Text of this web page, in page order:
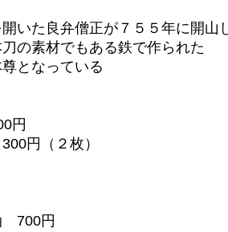
いた良弁僧正が７５５年に開山
の素材でもある鉄で作られた
となっている
円
円（２枚）
700円